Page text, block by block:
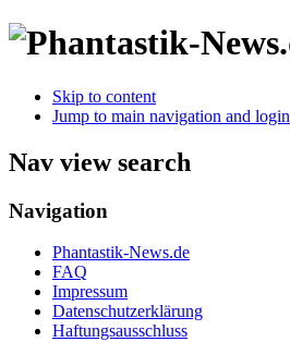
Skip to content
Jump to main navigation and login
Nav view search
Navigation
Phantastik-News.de
FAQ
Impressum
Datenschutzerklärung
Haftungsausschluss